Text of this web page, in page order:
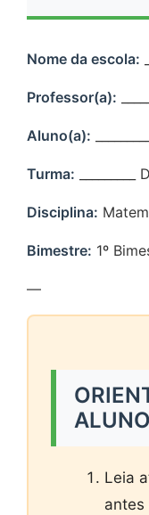
Nome da escola:
Professor(a):
Aluno(a):
Turma: _________
Disciplina:
Bimestre: 1º
—
ALUNO
Leia
antes